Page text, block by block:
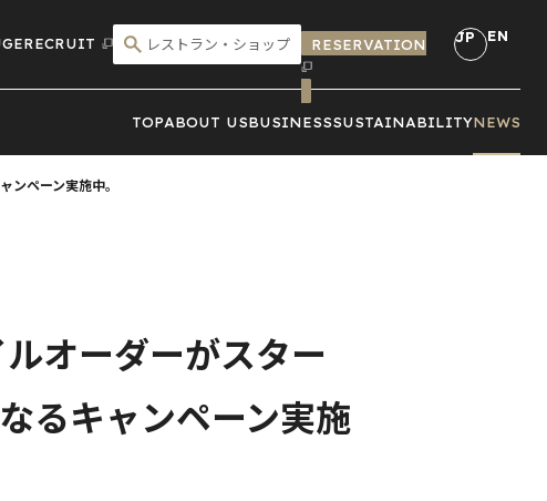
RECRUIT RESERVATION JP EN
TOPABOUT USBUSINESSSUSTAINABILITYNEWS
ペーン実施中。
オーダーがスター
るキャンペーン実施